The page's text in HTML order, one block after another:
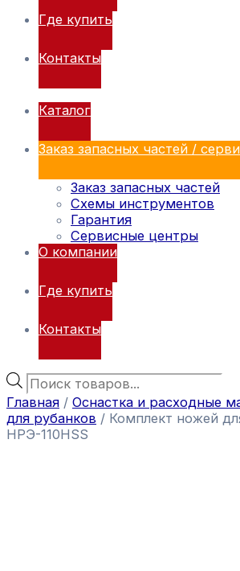
Где купить
Контакты
Каталог
Заказ запасных частей /
Заказ запасных частей
Схемы инструментов
Гарантия
Сервисные центры
О компании
Где купить
Контакты
Главная / Оснастка и расходные
для рубанков / Комплект ножей
НРЭ-110HSS